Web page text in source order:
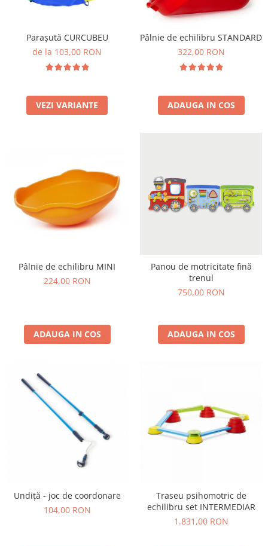
Biciclete si Triciclete
Biciclete
Biciclete Viking Challange
Biciclete Viking Explorer
Amenajări camere senzoriale
Echipamente camere senzoriale
Oferte pentru Camere Senzoriale
Creativitate si indemanare
Jocuri matematice
Jucării de sortare
Dezvoltare proprioceptiva
Dezvoltare vestibulara
Echilibru
Jucarii de echilibru
Mingi terapeutice
Recunoasterea formelor
Parașută CURCUBEU
de la 103,00 RON
VEZI VARIANTE
Pâlnie de echilibru STANDARD
322,00 RON
ADAUGA IN COS
Pâlnie de echilibru MINI
224,00 RON
ADAUGA IN COS
Panou de motricitate fină
trenul
750,00 RON
ADAUGA IN COS
Undiță - joc de coordonare
104,00 RON
Traseu psihomotric de
echilibru set INTERMEDIAR
1.831,00 RON